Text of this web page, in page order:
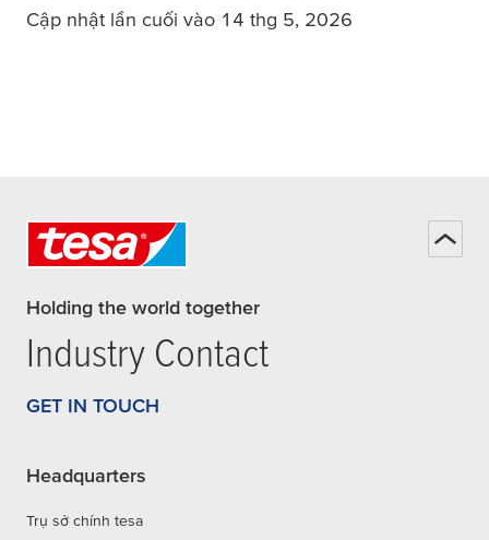
Cập nhật lần cuối vào 14 thg 5, 2026
Holding the world together
Industry Contact
GET IN TOUCH
Headquarters
Trụ sở chính tesa